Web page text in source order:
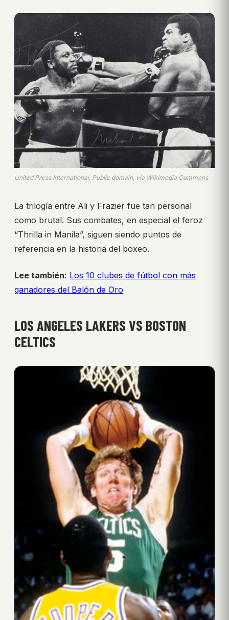
United Press International, Public domain, via Wikimedia Commons
La trilogía entre Ali y Frazier fue tan personal
como brutal. Sus combates, en especial el feroz
“Thrilla in Manila”, siguen siendo puntos de
referencia en la historia del boxeo.
Lee también: Los 10 clubes de fútbol con más
ganadores del Balón de Oro
LOS ANGELES LAKERS VS BOSTON
CELTICS